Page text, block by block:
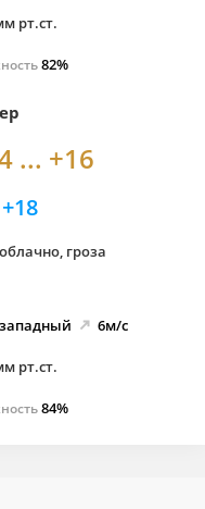
рт.ст.
82%
... +16
+18
облачно, гроза
западный 6м/с
рт.ст.
84%